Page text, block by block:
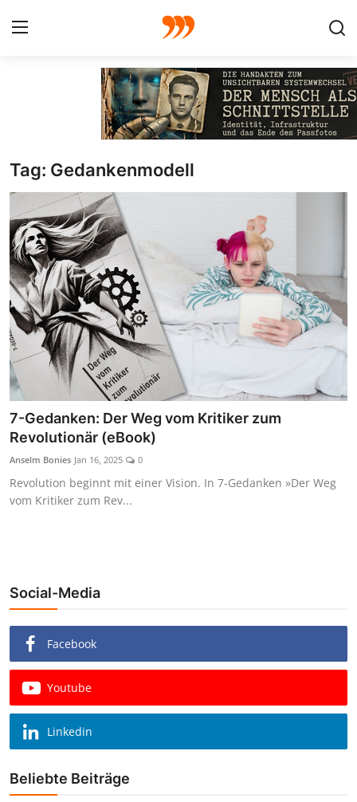
Galerie
GRAFIK
Redaktion
Beiträge
Vorproduktion
Tag: Gedankenmodell
7-Gedanken: Der Weg vom Kritiker zum
Revolutionär (eBook)
Anselm Bonies Jan 16, 2025 0
Revolution beginnt mit einer Vision. In 7-Gedanken »Der Weg
vom Kritiker zum Rev...
Social-Media
Facebook
Youtube
Linkedin
Beliebte Beiträge